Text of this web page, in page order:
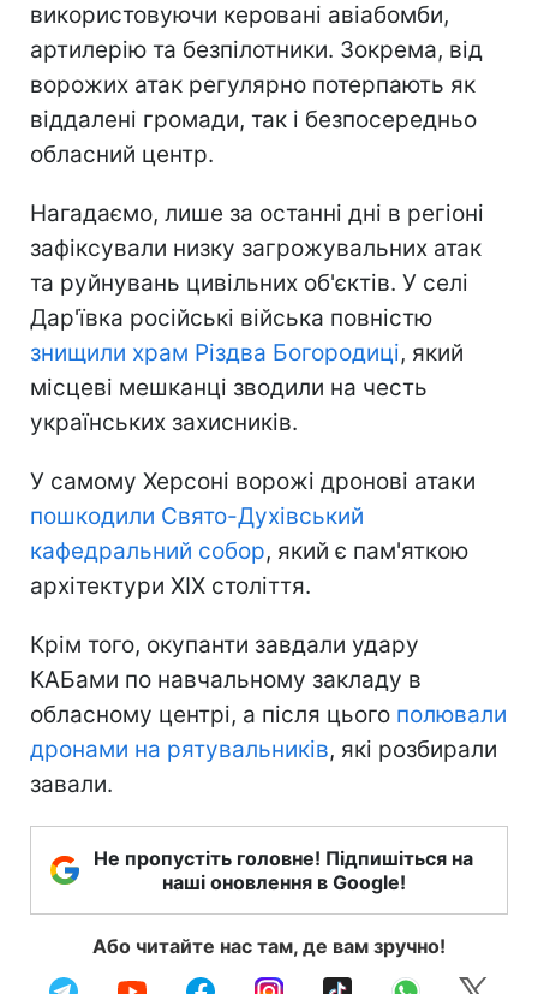
використовуючи керовані авіабомби,
артилерію та безпілотники. Зокрема, від
ворожих атак регулярно потерпають як
віддалені громади, так і безпосередньо
обласний центр.
Нагадаємо, лише за останні дні в регіоні
зафіксували низку загрожувальних атак
та руйнувань цивільних об'єктів. У селі
Дар'ївка російські війська повністю
знищили храм Різдва Богородиці, який
місцеві мешканці зводили на честь
українських захисників.
У самому Херсоні ворожі дронові атаки
пошкодили Свято-Духівський
кафедральний собор, який є пам'яткою
архітектури XIX століття.
Крім того, окупанти завдали удару
КАБами по навчальному закладу в
обласному центрі, а після цього полювали
дронами на рятувальників, які розбирали
завали.
Не пропустіть головне! Підпишіться на
наші оновлення в Google!
Або читайте нас там, де вам зручно!